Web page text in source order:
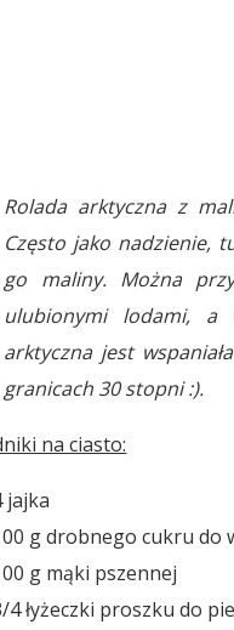
Rolada arktyczna z
Często jako nadzienie,
go maliny. Można
ulubionymi lodami, a
arktyczna jest
granicach 30 stopni :).
na ciasto:
jajka
g drobnego cukru do
g mąki pszennej
4 łyżeczki proszku do